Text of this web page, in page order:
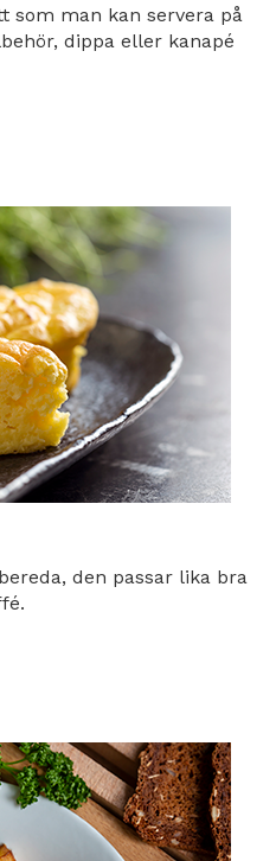
som man kan servera på
dippa eller kanapé
den passar lika bra